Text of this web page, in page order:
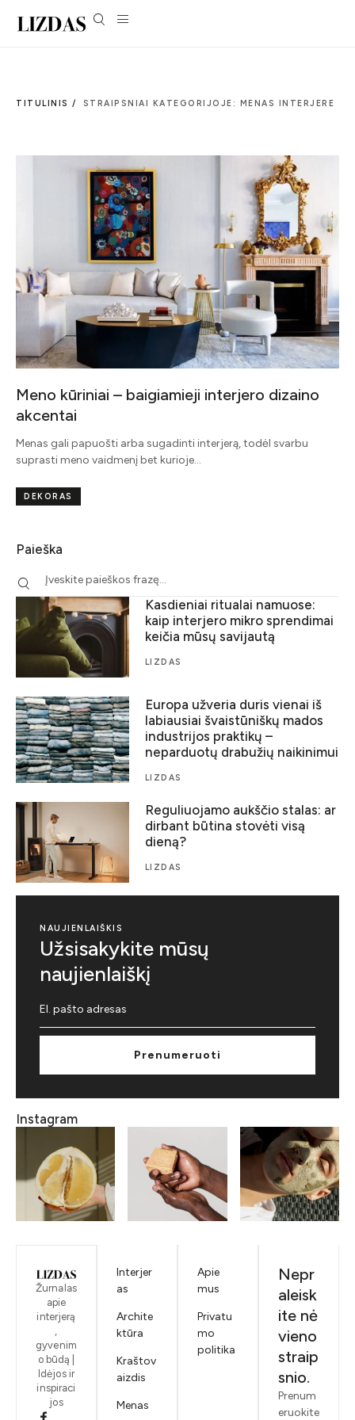
TITULINIS / STRAIPSNIAI KATEGORIJOJE: MENAS INTERJERE
Meno kūriniai – baigiamieji interjero dizaino
akcentai
Menas gali papuošti arba sugadinti interjerą, todėl svarbu
suprasti meno vaidmenį bet kurioje…
DEKORAS
Paieška
Kasdieniai ritualai namuose:
kaip interjero mikro sprendimai
keičia mūsų savijautą
LIZDAS
Europa užveria duris vienai iš
labiausiai švaistūniškų mados
industrijos praktikų –
neparduotų drabužių naikinimui
LIZDAS
Reguliuojamo aukščio stalas: ar
dirbant būtina stovėti visą
dieną?
LIZDAS
NAUJIENLAIŠKIS
Užsisakykite mūsų
naujienlaiškį
Prenumeruoti
Instagram
Žurnalas
apie
interjerą
,
gyvenim
o būdą |
Idėjos ir
inspiraci
jos
Interjer
as
Archite
ktūra
Kraštov
aizdis
Menas
Apie
mus
Privatu
mo
politika
Nepr
aleisk
ite nė
vieno
straip
snio.
Prenum
eruokite